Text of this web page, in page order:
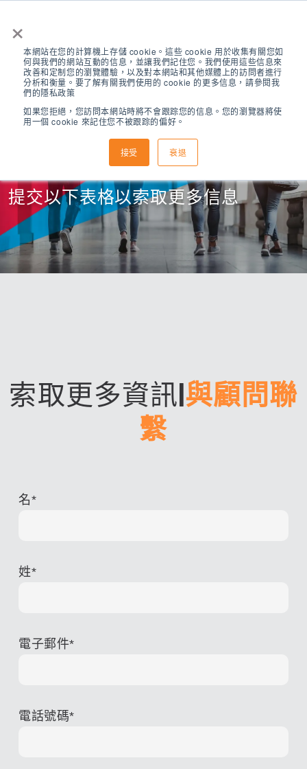
×
本網站在您的計算機上存儲 cookie。這些 cookie 用於收集有關您如
何與我們的網站互動的信息，並讓我們記住您。我們使用這些信息來
改善和定制您的瀏覽體驗，以及對本網站和其他媒體上的訪問者進行
分析和衡量。要了解有關我們使用的 cookie 的更多信息，請參閱我
們的隱私政策
如果您拒絕，您訪問本網站時將不會跟踪您的信息。您的瀏覽器將使
用一個 cookie 來記住您不被跟踪的偏好。
接受 衰退
聯繫我們
提交以下表格以索取更多信息
索取更多資訊|與顧問聯
繫
名*
姓*
電子郵件*
電話號碼*